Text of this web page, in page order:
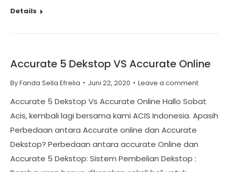
Details
Accurate 5 Dekstop VS Accurate Online
ByFanda Sella Efrelia Juni 22, 2020 Leave a comment
Accurate 5 Dekstop Vs Accurate Online Hallo Sobat
Acis, kembali lagi bersama kami ACIS Indonesia. Apasih
Perbedaan antara Accurate online dan Accurate
Dekstop? Perbedaan antara accurate Online dan
Accurate 5 Dekstop: Sistem Pembelian Dekstop :